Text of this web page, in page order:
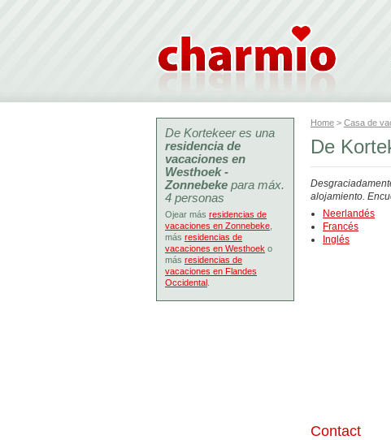
Home > Casa de
De
alojamiento.
Neerlandés
Francés
Inglés
Contact
De Kortekeer es una
residencia de
vacaciones en
Westhoek -
Zonnebeke para máx.
4 personas
Ojear más residencias de
vacaciones en Zonnebeke
más residencias de
vacaciones en Westhoek o
más residencias de
vacaciones en Flandes
Occidental